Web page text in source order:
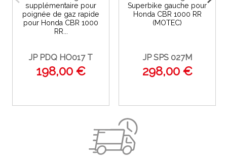
supplémentaire pour
poignée de gaz rapide
pour Honda CBR 1000
RR...
JP PDQ HO017 T
198,00 €
Superbike gauche pour
Honda CBR 1000 RR
(MOTEC)
JP SPS 027M
298,00 €